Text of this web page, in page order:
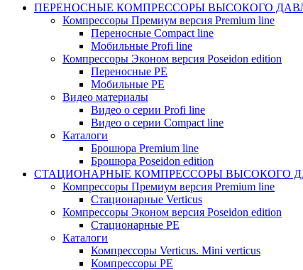
ПЕРЕНОСНЫЕ КОМПРЕССОРЫ ВЫСОКОГО
Компрессоры Премиум версия Premium line
Переносные Compact line
Мобильные Profi line
Компрессоры Эконом версия Poseidon edition
Переносные PE
Мобильные PE
Видео материалы
Видео о серии Profi line
Видео о серии Compact line
Каталоги
Брошюра Premium line
Брошюра Poseidon edition
СТАЦИОНАРНЫЕ КОМПРЕССОРЫ ВЫСОКОГО
Компрессоры Премиум версия Premium line
Стационарные Verticus
Компрессоры Эконом версия Poseidon edition
Стационарные PE
Каталоги
Компрессоры Verticus. Mini verticus
Компрессоры PE